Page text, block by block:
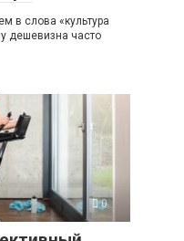
в слова «культура
дешевизна часто
0